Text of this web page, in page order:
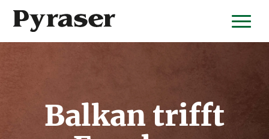
Balkan trifft